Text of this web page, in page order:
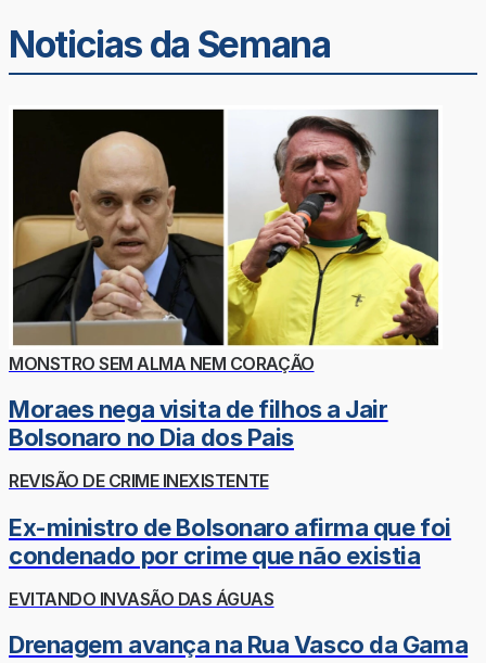
Noticias da Semana
MONSTRO SEM ALMA NEM CORAÇÃO
Moraes nega visita de filhos a Jair
Bolsonaro no Dia dos Pais
REVISÃO DE CRIME INEXISTENTE
Ex-ministro de Bolsonaro afirma que foi
condenado por crime que não existia
EVITANDO INVASÃO DAS ÁGUAS
Drenagem avança na Rua Vasco da Gama